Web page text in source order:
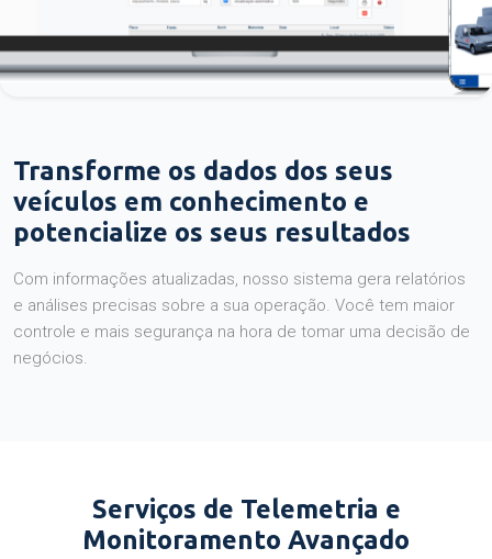
Transforme os dados dos seus
veículos em conhecimento e
potencialize os seus resultados
Com informações atualizadas, nosso sistema gera relatórios
e análises precisas sobre a sua operação. Você tem maior
controle e mais segurança na hora de tomar uma decisão de
negócios.
Serviços de Telemetria e
Monitoramento Avançado